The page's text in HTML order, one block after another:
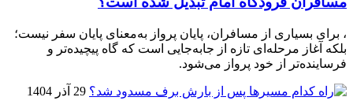
، برای بسیاری از مسافران، پایان پرواز به‌معنای پایان سفر نیست؛
بلکه آغاز مرحله‌ای تازه از جابه‌جایی است که گاه پیچیده‌تر و
فرساینده‌تر از خود پرواز می‌شود.
29 آذر 1404